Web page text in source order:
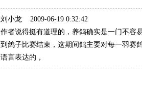
刘小龙 2009-06-19 0:32:42
作者说得挺有道理的，养鸽确实是一门不容
到鸽子比赛结束，这期间鸽主要对每一羽赛
语言表达的，